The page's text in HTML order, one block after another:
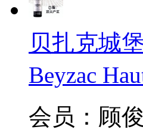
贝扎克城
Beyzac
会员：顾